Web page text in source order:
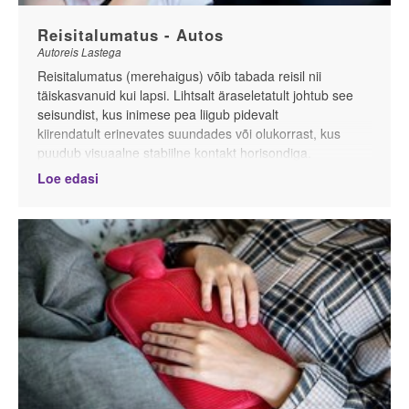
Reisitalumatus - Autos
Autoreis Lastega
Reisitalumatus (merehaigus) võib tabada reisil nii
täiskasvanuid kui lapsi. Lihtsalt äraseletatult johtub see
seisundist, kus inimese pea liigub pidevalt
kiirendatult erinevates suundades või olukorrast, kus
puudub visuaalne stabiilne kontakt horisondiga
Sisekõrvas asuv tasakaaluelund üritab säilitada keha
Kuidas vältida ja leevendada merehaigust autos, rongis,
bussis või laeval sõites?
Loe edasi